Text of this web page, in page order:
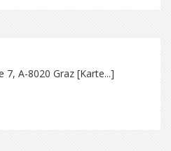
7, A-8020 Graz [Karte...]